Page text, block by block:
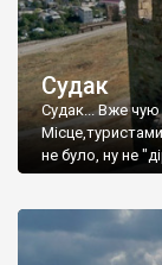
Судак
Судак... Вже
не було, ну не